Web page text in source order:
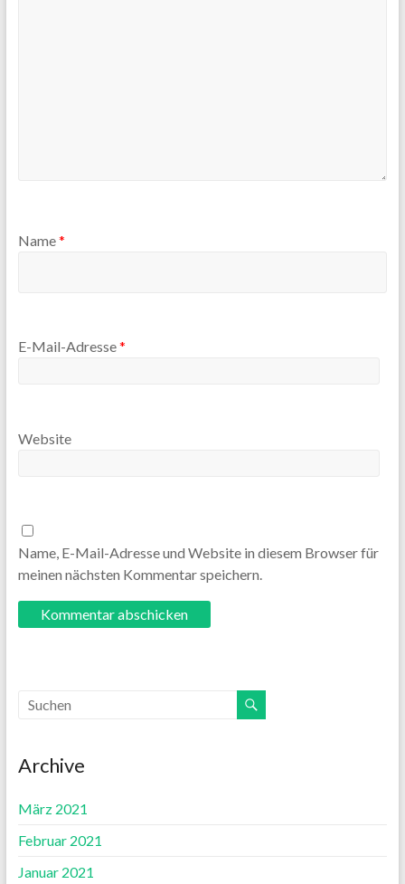
Name*
E-Mail-Adresse*
Website
Name, E-Mail-Adresse und Website in diesem Browser für
meinen nächsten Kommentar speichern.
Archive
März 2021
Februar 2021
Januar 2021